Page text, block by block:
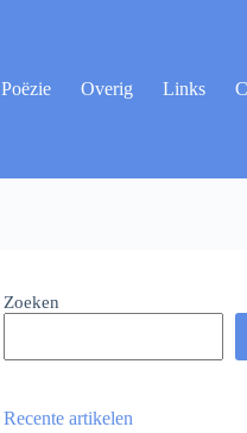
Poëzie Overig Links
Zoeken
Recente artikelen